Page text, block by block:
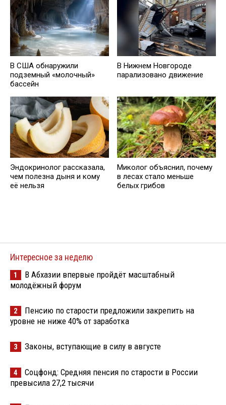
В США обнаружили
подземный «молочный»
бассейн
В Нижнем Новгороде
парализовано движение
Эндокринолог рассказала,
чем полезна дыня и кому
её нельзя
Миколог объяснил, почему
в лесах стало меньше
белых грибов
Интересное за неделю
1
В Абхазии впервые пройдёт масштабный
молодёжный форум
2
Пенсию по старости предложили закрепить на
уровне не ниже 40% от заработка
3 Законы, вступающие в силу в августе
4
Соцфонд: Средняя пенсия по старости в России
превысила 27,2 тысячи